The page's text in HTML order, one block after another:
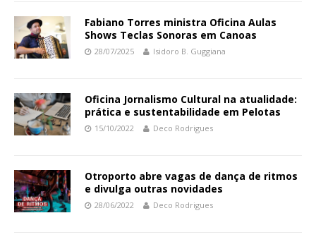
Fabiano Torres ministra Oficina Aulas
Shows Teclas Sonoras em Canoas
28/07/2025 Isidoro B. Guggiana
Oficina Jornalismo Cultural na atualidade:
prática e sustentabilidade em Pelotas
15/10/2022 Deco Rodrigues
Otroporto abre vagas de dança de ritmos
e divulga outras novidades
28/06/2022 Deco Rodrigues